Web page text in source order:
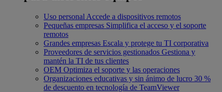
Uso personal Accede a dispositivos remotos
Pequeñas empresas Simplifica el acceso y el soporte
remotos
Grandes empresas Escala y protege tu TI corporativa
Proveedores de servicios gestionados Gestiona y
mantén la TI de tus clientes
OEM Optimiza el soporte y las operaciones
Organizaciones educativas y sin ánimo de lucro 30 %
de descuento en tecnología de TeamViewer